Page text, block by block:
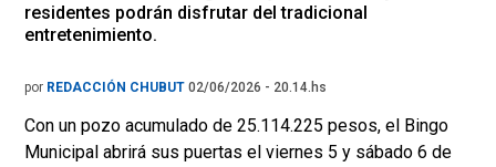
residentes podrán disfrutar del tradicional
entretenimiento.
por REDACCIÓN CHUBUT 02/06/2026 - 20.14.hs
Con un pozo acumulado de 25.114.225 pesos, el Bingo
Municipal abrirá sus puertas el viernes 5 y sábado 6 de